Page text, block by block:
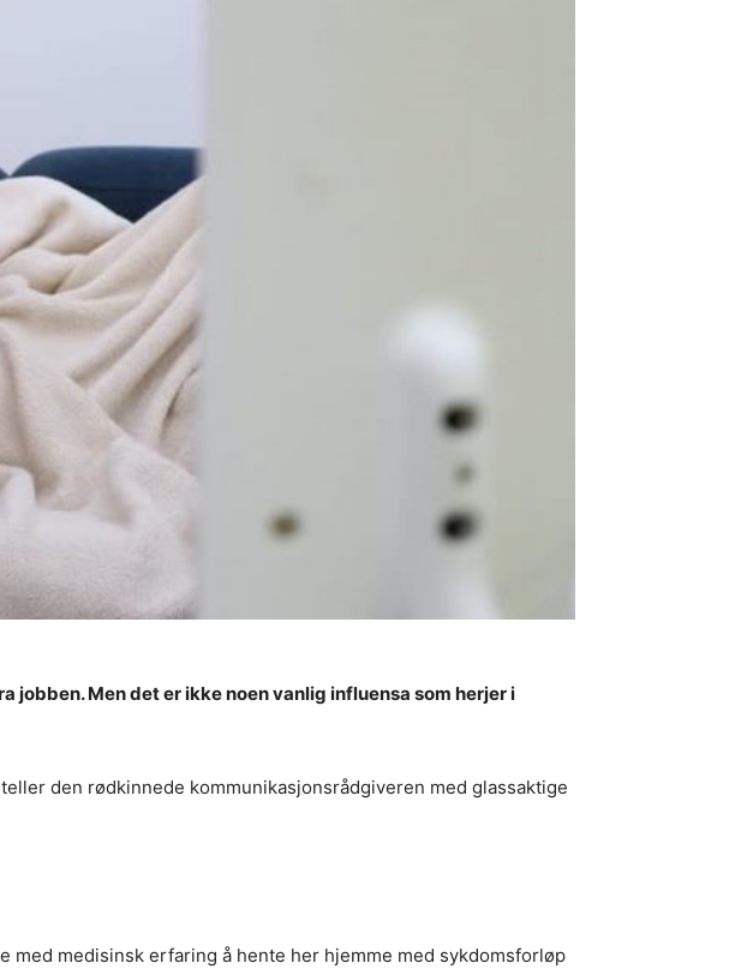
jobben. Men det er ikke noen vanlig influensa som herjer i
den rødkinnede kommunikasjonsrådgiveren med glassaktige
medisinsk erfaring å hente her hjemme med sykdomsforløp